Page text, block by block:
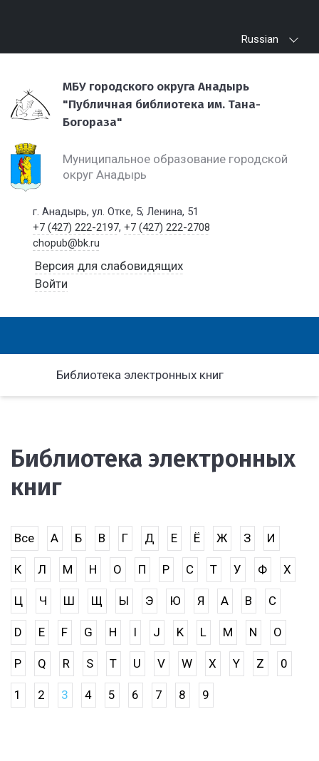
Russian
МБУ городского округа Анадырь
"Публичная библиотека им. Тана-
Богораза"
Муниципальное образование городской
округ Анадырь
г. Анадырь, ул. Отке, 5; Ленина, 51
+7 (427) 222-2197,+7 (427) 222-2708
chopub@bk.ru
Версия для слабовидящих
Войти
Библиотека электронных книг
Библиотека электронных
книг
Все А Б В Г Д Е Ё Ж З И
К Л М Н О П Р С Т У Ф Х
Ц Ч Ш Щ Ы Э Ю Я A B C
D E F G H I J K L M N O
P Q R S T U V W X Y Z 0
1 2 3 4 5 6 7 8 9